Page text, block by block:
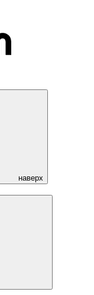
наверх